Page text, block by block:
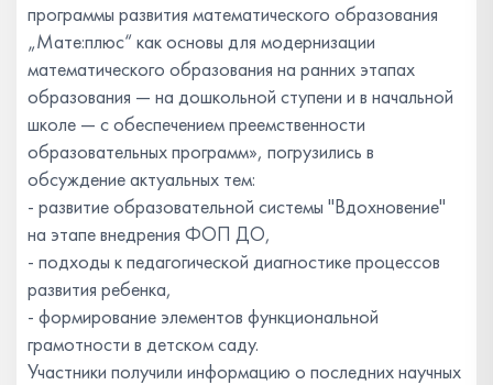
программы развития математического образования
„Мате:плюс“ как основы для модернизации
математического образования на ранних этапах
образования — на дошкольной ступени и в начальной
школе — с обеспечением преемственности
образовательных программ», погрузились в
обсуждение актуальных тем:
- развитие образовательной системы "Вдохновение"
на этапе внедрения ФОП ДО,
- подходы к педагогической диагностике процессов
развития ребенка,
- формирование элементов функциональной
грамотности в детском саду.
Участники получили информацию о последних научных